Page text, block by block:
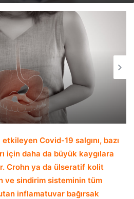
Covid-19 salgını, bazı
için daha da büyük kaygılara
Crohn ya da ülseratif kolit
ve sindirim sisteminin tüm
inflamatuvar bağırsak